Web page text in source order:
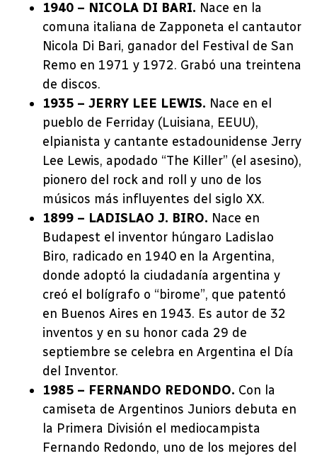
1940 – NICOLA DI BARI. Nace en la
comuna italiana de Zapponeta el cantautor
Nicola Di Bari, ganador del Festival de San
Remo en 1971 y 1972. Grabó una treintena
de discos.
1935 – JERRY LEE LEWIS. Nace en el
pueblo de Ferriday (Luisiana, EEUU),
elpianista y cantante estadounidense Jerry
Lee Lewis, apodado “The Killer” (el asesino),
pionero del rock and roll y uno de los
músicos más influyentes del siglo XX.
1899 – LADISLAO J. BIRO. Nace en
Budapest el inventor húngaro Ladislao
Biro, radicado en 1940 en la Argentina,
donde adoptó la ciudadanía argentina y
creó el bolígrafo o “birome”, que patentó
en Buenos Aires en 1943. Es autor de 32
inventos y en su honor cada 29 de
septiembre se celebra en Argentina el Día
del Inventor.
1985 – FERNANDO REDONDO. Con la
camiseta de Argentinos Juniors debuta en
la Primera División el mediocampista
Fernando Redondo, uno de los mejores del